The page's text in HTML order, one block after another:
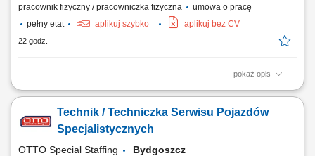
pracownik fizyczny / pracowniczka fizyczna
umowa o pracę
pełny etat
aplikuj szybko aplikuj bez CV
22 godz.
pokaż opis
Opis stanowiska Instalowanie i wprawianie w ruch ciągów dźwigowych
Przeprowadzanie odbiorów jakościowych wykonanego montażu oraz
bieżąca weryfikacja parametrów technicznych. Potwierdzanie spójności
Technik / Techniczka Serwisu Pojazdów
Specjalistycznych
OTTO Special Staffing Bydgoszcz